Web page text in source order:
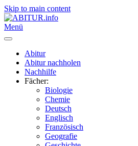
Skip to main content
Menü
Abitur
Abitur nachholen
Nachhilfe
Fächer:
Biologie
Chemie
Deutsch
Englisch
Französisch
Geografie